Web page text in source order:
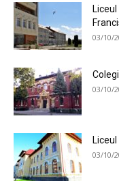
03/10/
03/10/
03/10/